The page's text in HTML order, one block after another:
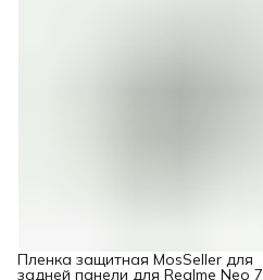
Пленка защитная MosSeller для
задней панели для Realme Neo 7